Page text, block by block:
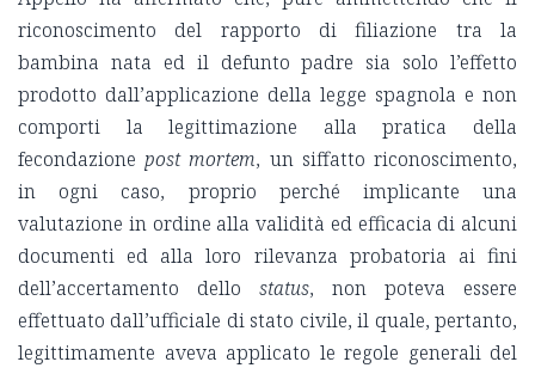
riconoscimento del rapporto di filiazione tra la
bambina nata ed il defunto padre sia solo l’effetto
prodotto dall’applicazione della legge spagnola e non
comporti la legittimazione alla pratica della
fecondazionepost mortem, un siffatto riconoscimento,
in ogni caso, proprio perché implicante una
valutazione in ordine alla validità ed efficacia di alcuni
documenti ed alla loro rilevanza probatoria ai fini
dell’accertamento dello status, non poteva essere
effettuato dall’ufficiale di stato civile, il quale, pertanto,
legittimamente aveva applicato le regole generali del